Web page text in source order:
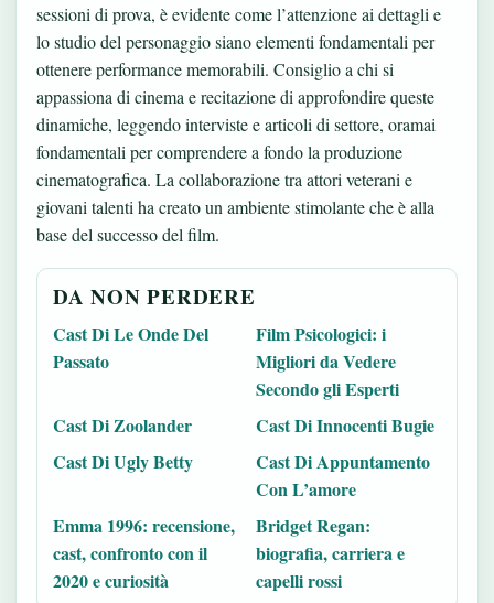
sessioni di prova, è evidente come l’attenzione ai dettagli e
lo studio del personaggio siano elementi fondamentali per
ottenere performance memorabili. Consiglio a chi si
appassiona di cinema e recitazione di approfondire queste
dinamiche, leggendo interviste e articoli di settore, oramai
fondamentali per comprendere a fondo la produzione
cinematografica. La collaborazione tra attori veterani e
giovani talenti ha creato un ambiente stimolante che è alla
base del successo del film.
DA NON PERDERE
Cast Di Le Onde Del
Passato
Film Psicologici: i
Migliori da Vedere
Secondo gli Esperti
Cast Di Zoolander
Cast Di Innocenti Bugie
Cast Di Ugly Betty
Cast Di Appuntamento
Con L’amore
Emma 1996: recensione,
cast, confronto con il
2020 e curiosità
Bridget Regan:
biografia, carriera e
capelli rossi